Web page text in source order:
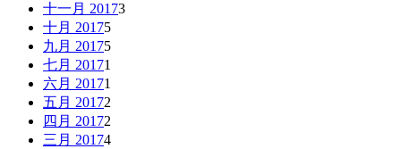
十一月 20173
十月 20175
九月 20175
七月 20171
六月 20171
五月 20172
四月 20172
三月 20174